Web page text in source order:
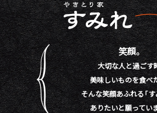
笑顔。
大切な人と過ごす
美味しいものを食べ
そんな笑顔あふれる「す
ありたいと願ってい